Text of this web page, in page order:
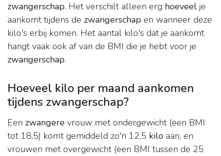
zwangerschap. Het verschilt alleen erg hoeveel je
aankomt tijdens de zwangerschap en wanneer deze
kilo's erbij komen. Het aantal kilo's dat je aankomt
hangt vaak ook af van de BMI die je hebt voor je
zwangerschap.
Hoeveel kilo per maand aankomen
tijdens zwangerschap?
Een zwangere vrouw met ondergewicht (een BMI
tot 18,5) komt gemiddeld zo'n 12,5 kilo aan, en
vrouwen met overgewicht (een BMI tussen de 25